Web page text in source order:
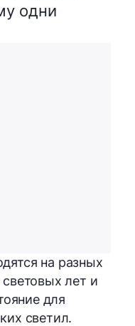
одни
на разных
лет и
для
светил.